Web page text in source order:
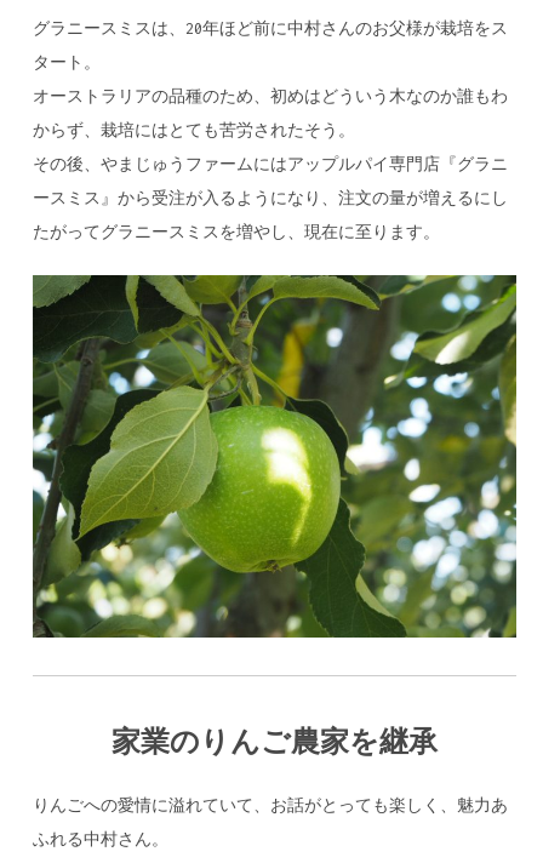
グラニースミスは、20年ほど前に中村さんのお父様が栽培をス
タート。
オーストラリアの品種のため、初めはどういう木なのか誰もわ
からず、栽培にはとても苦労されたそう。
その後、やまじゅうファームにはアップルパイ専門店『グラニ
ースミス』から受注が入るようになり、注文の量が増えるにし
たがってグラニースミスを増やし、現在に至ります。
家業のりんご農家を継承
りんごへの愛情に溢れていて、お話がとっても楽しく、魅力あ
ふれる中村さん。